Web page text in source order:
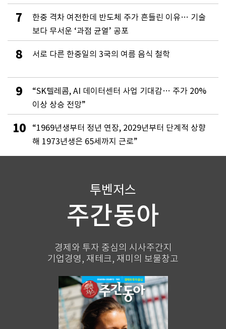
7
한중 격차 여전한데 반도체 주가 흔들린 이유… 기술
보다 무서운 ‘과점 균열’ 공포
8 서로 다른 한중일의 3국의 여름 음식 철학
9
“SK텔레콤, AI 데이터센터 사업 기대감… 주가 20%
이상 상승 전망”
10
“1969년생부터 정년 연장, 2029년부터 단계적 상향
해 1973년생은 65세까지 근로”
투벤저스
주간동아
경제와 투자 중심의 시사주간지
기업경영, 재테크, 재미의 보물창고